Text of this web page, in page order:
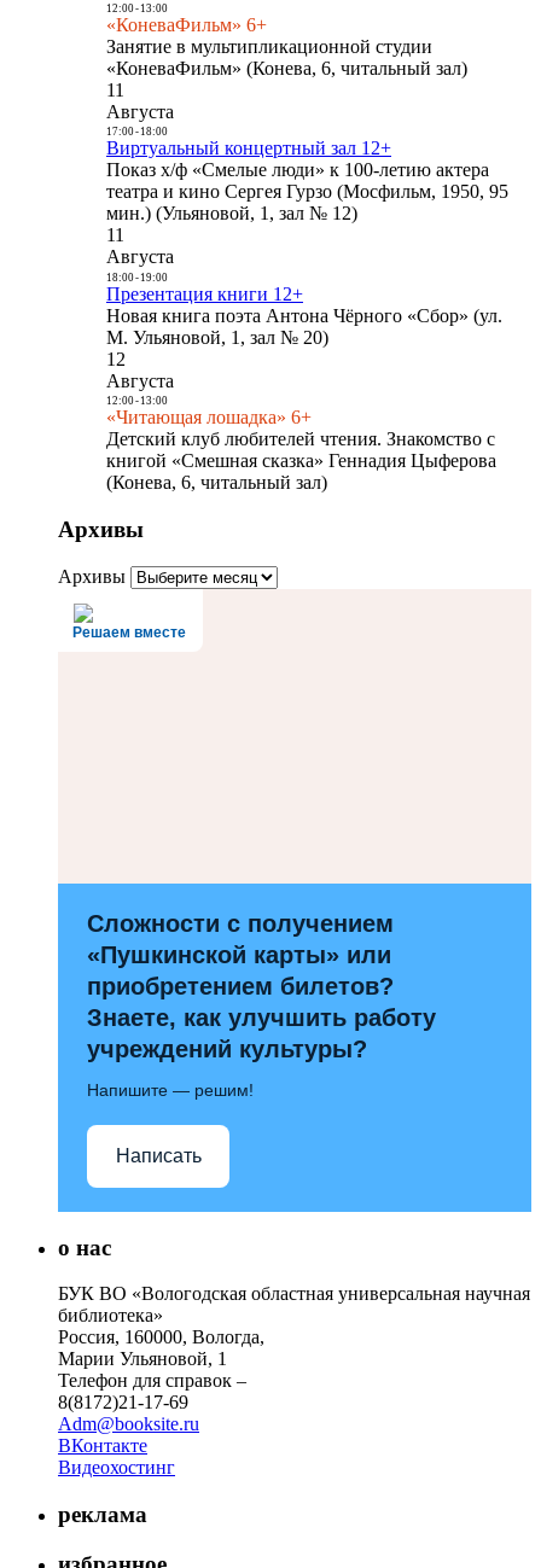
12:00- 13:00
«КоневаФильм» 6+
Занятие в мультипликационной студии
«КоневаФильм» (Конева, 6, читальный зал)
11
Августа
17:00- 18:00
Виртуальный концертный зал 12+
Показ х/ф «Смелые люди» к 100-летию актера
театра и кино Сергея Гурзо (Мосфильм, 1950, 95
мин.) (Ульяновой, 1, зал № 12)
11
Августа
18:00- 19:00
Презентация книги 12+
Новая книга поэта Антона Чёрного «Сбор» (ул.
М. Ульяновой, 1, зал № 20)
12
Августа
12:00- 13:00
«Читающая лошадка» 6+
Детский клуб любителей чтения. Знакомство с
книгой «Смешная сказка» Геннадия Цыферова
(Конева, 6, читальный зал)
Архивы
Архивы
Решаем вместе
Сложности с получением
«Пушкинской карты» или
приобретением билетов?
Знаете, как улучшить работу
учреждений культуры?
Напишите — решим!
Написать
о нас
БУК ВО «Вологодская областная универсальная научная
библиотека»
Россия, 160000, Вологда,
Марии Ульяновой, 1
Телефон для справок –
8(8172)21-17-69
Adm@booksite.ru
ВКонтакте
Видеохостинг
реклама